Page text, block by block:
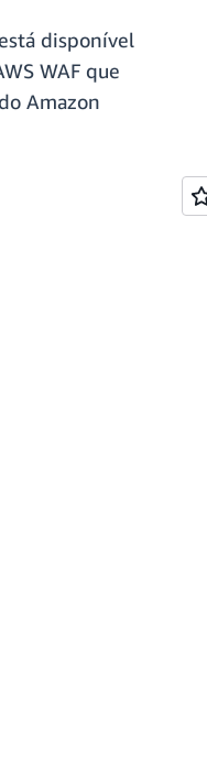
disponível
WAF que
Amazon